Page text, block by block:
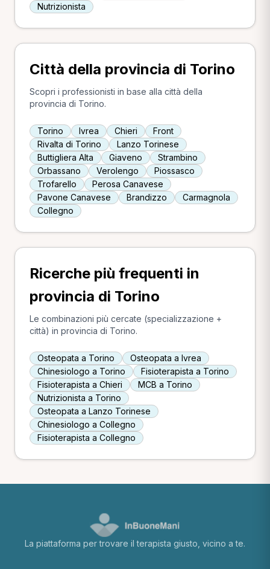
Nutrizionista
Città della provincia di Torino
Scopri i professionisti in base alla città della
provincia di Torino.
Torino Ivrea Chieri
Front
Rivalta di Torino
Lanzo Torinese
Buttigliera Alta
Giaveno
Strambino
Orbassano
Verolengo
Piossasco
Trofarello
Perosa Canavese
Pavone Canavese
Brandizzo
Carmagnola
Collegno
Ricerche più frequenti in
provincia di Torino
Le combinazioni più cercate (specializzazione +
città) in provincia di Torino.
Osteopata a Torino
Osteopata a Ivrea
Chinesiologo a Torino
Fisioterapista a Torino
Fisioterapista a Chieri
MCB a Torino
Nutrizionista a Torino
Osteopata a Lanzo Torinese
Chinesiologo a Collegno
Fisioterapista a Collegno
La piattaforma per trovare il terapista giusto, vicino a te.